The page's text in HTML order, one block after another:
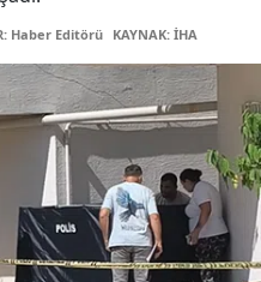
Haber Editörü KAYNAK: İHA